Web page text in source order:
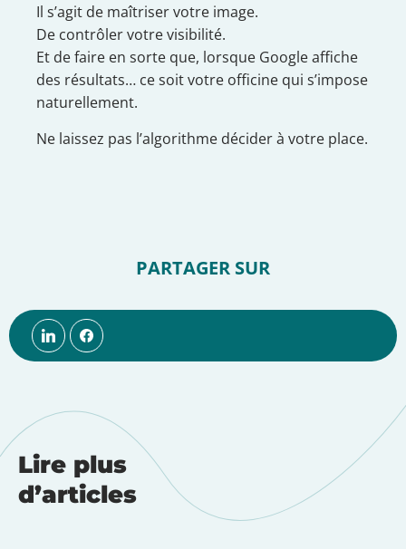
Il s’agit de maîtriser votre image.
De contrôler votre visibilité.
Et de faire en sorte que, lorsque Google affiche
des résultats… ce soit votre officine qui s’impose
naturellement.
Ne laissez pas l’algorithme décider à votre place.
PARTAGER SUR
Lire plus
d’articles